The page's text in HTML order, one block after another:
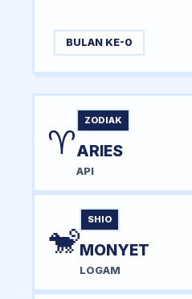
BULAN KE-0
♈
ZODIAK
ARIES
API
🐒
SHIO
MONYET
LOGAM